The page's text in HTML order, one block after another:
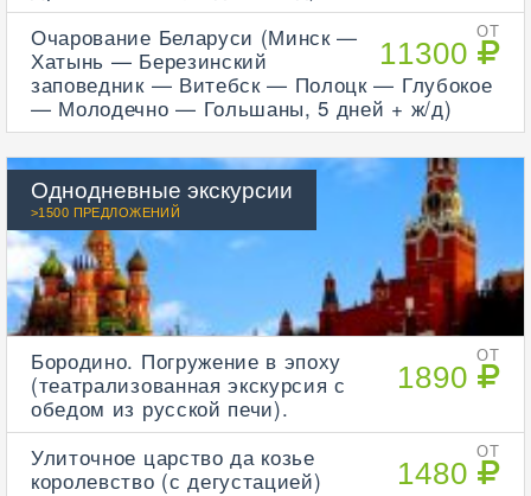
ОТ
11300
Очарование Беларуси (Минск —
Хатынь — Березинский
заповедник — Витебск — Полоцк — Глубокое
— Молодечно — Гольшаны, 5 дней + ж/д)
Однодневные экскурсии
>1500 ПРЕДЛОЖЕНИЙ
ОТ
1890
Бородино. Погружение в эпоху
(театрализованная экскурсия с
обедом из русской печи).
ОТ
1480
Улиточное царство да козье
королевство (с дегустацией)